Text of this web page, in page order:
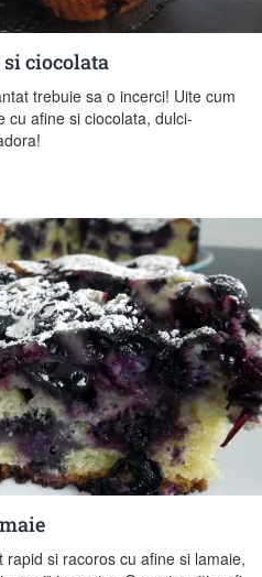
si ciocolata
trebuie sa o incerci! Uite cum
cu afine si ciocolata, dulci-
si racoros cu afine si lamaie,